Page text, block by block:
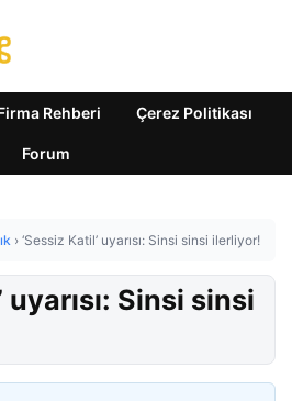
Rehberi Çerez Politikası
Forum
› ‘Sessiz Katil’ uyarısı: Sinsi sinsi ilerliyor!
uyarısı: Sinsi sinsi